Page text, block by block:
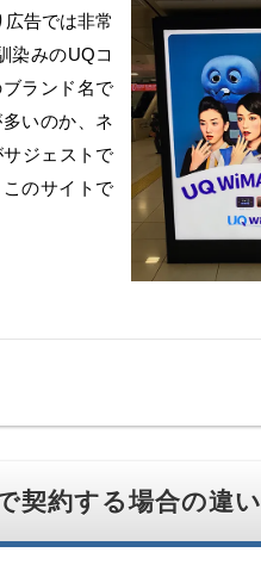
告では非常
染みのUQコ
ランド名で
いのか、ネ
ジェストで
のサイトで
契約する場合の違い